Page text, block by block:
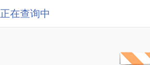
正在查询中